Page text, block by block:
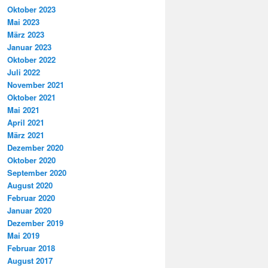
Oktober 2023
Mai 2023
März 2023
Januar 2023
Oktober 2022
Juli 2022
November 2021
Oktober 2021
Mai 2021
April 2021
März 2021
Dezember 2020
Oktober 2020
September 2020
August 2020
Februar 2020
Januar 2020
Dezember 2019
Mai 2019
Februar 2018
August 2017